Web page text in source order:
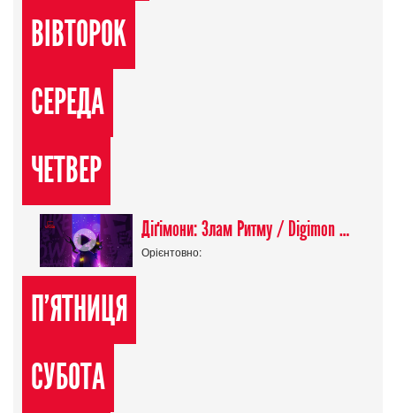
ВІВТОРОК
СЕРЕДА
ЧЕТВЕР
Діґімони: Злам Ритму / Digimon Beatbreak
Орієнтовно:
П'ЯТНИЦЯ
СУБОТА